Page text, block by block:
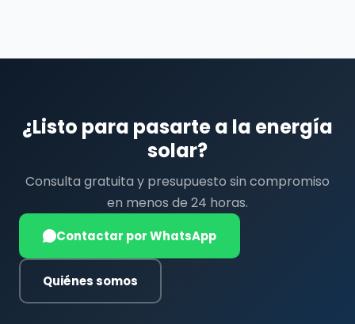
¿Listo para pasarte a la energía
solar?
Consulta gratuita y presupuesto sin compromiso
en menos de 24 horas.
Contactar por WhatsApp
Quiénes somos